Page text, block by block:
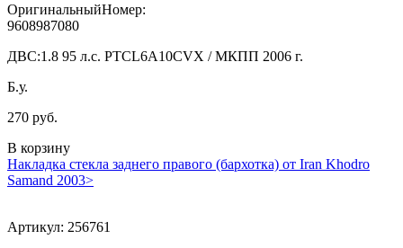
ОригинальныйНомер:
9608987080
ДВС:1.8 95 л.с. PTCL6A10CVX / МКПП 2006 г.
Б.у.
270 руб.
В корзину
Накладка стекла заднего правого (бархотка) от Iran Khodro
Samand 2003>
Артикул: 256761